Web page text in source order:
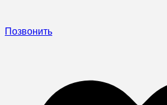
Позвонить